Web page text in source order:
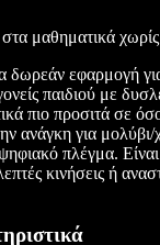
μαθηματικά
δωρεάν εφαρμογή
παιδιού με
πιο προσιτά σε
ανάγκη για μολύβι/
πλέγμα. Είναι
κινήσεις ή